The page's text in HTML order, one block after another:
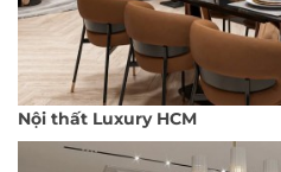
Nội thất Luxury HCM